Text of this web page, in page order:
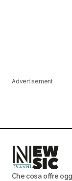
Advertisement
Che cosa offre